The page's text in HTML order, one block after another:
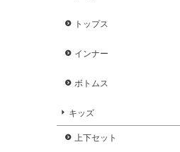
トップス
インナー
ボトムス
キッズ
上下セット